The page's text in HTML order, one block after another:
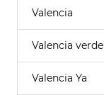
Valencia
Valencia verde
Valencia Ya